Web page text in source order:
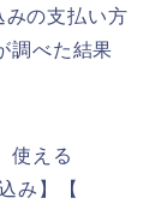
の支払い方
調べた結果
使える
み】【